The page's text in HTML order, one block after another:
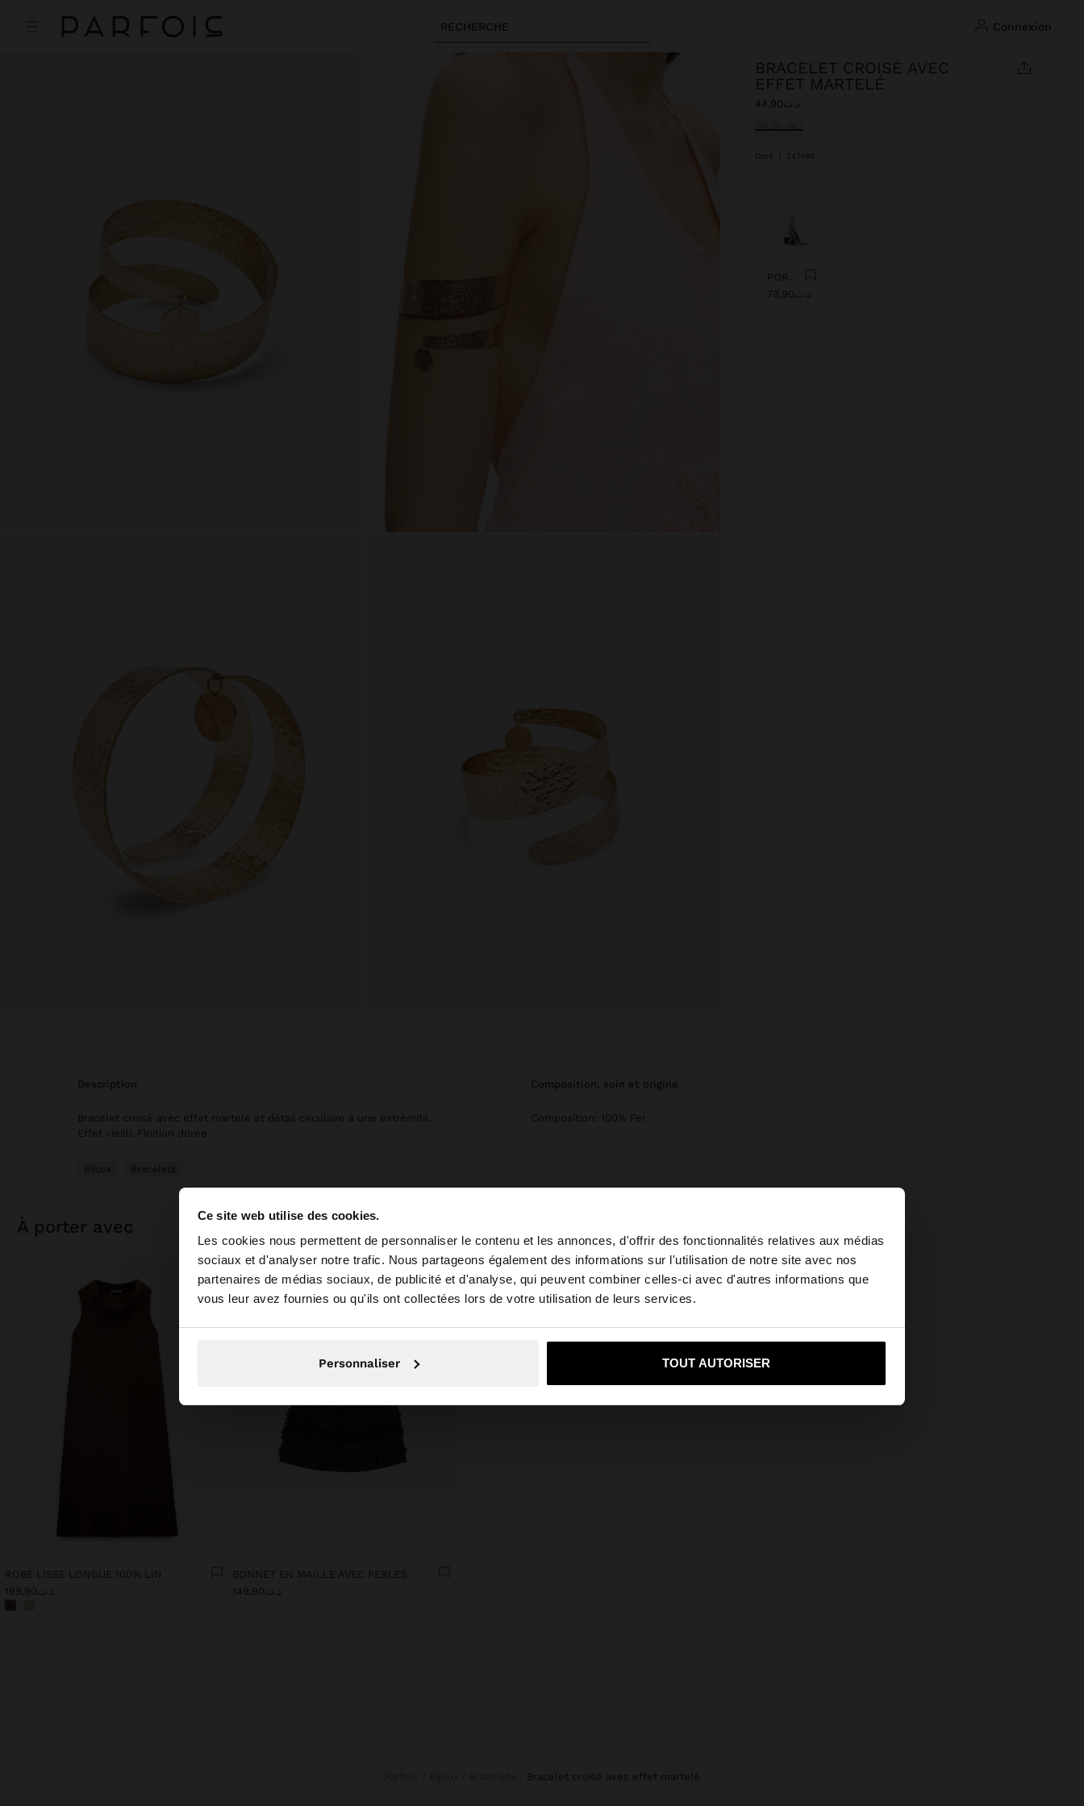
Ce site web utilise des cookies.
Les cookies nous permettent de personnaliser le contenu et les annonces, d'offrir des fonctionnalités relatives aux médias
sociaux et d'analyser notre trafic. Nous partageons également des informations sur l'utilisation de notre site avec nos
partenaires de médias sociaux, de publicité et d'analyse, qui peuvent combiner celles-ci avec d'autres informations que
vous leur avez fournies ou qu'ils ont collectées lors de votre utilisation de leurs services.
Personnaliser TOUT AUTORISER
RECHERCHE connexion
bonjour ×
Vous accédez au site depuis Tunisia. Voulez-vous parcourir notre site au United States?
Non, je souhaite rester sur Tunisia Oui, dirigez-moi vers United States
BRACELET CROISÉ AVEC
EFFET MARTELÉ
د.ت44,90
sélectionné(s)
Doré 247488
د.ت79,90
description
Bracelet croisé avec effet martelé et détail circulaire à une extrémité.
Effet vieilli. Finition dorée.
Bijoux Bracelets
composition, soin et origine
Composition: 100% Fer
à porter avec
ROBE LISSE LONGUE 100% LIN
د.ت199,90
BONNET EN MAILLE AVEC PERLES
د.ت149,90
bracelet croisé avec effet martelé